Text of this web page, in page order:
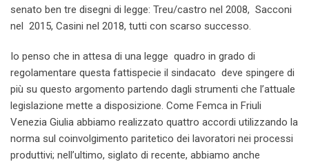
senato ben tre disegni di legge: Treu/castro nel 2008, Sacconi
nel 2015, Casini nel 2018, tutti con scarso successo.
Io penso che in attesa di una legge quadro in grado di
regolamentare questa fattispecie il sindacato deve spingere di
più su questo argomento partendo dagli strumenti che l’attuale
legislazione mette a disposizione. Come Femca in Friuli
Venezia Giulia abbiamo realizzato quattro accordi utilizzando la
norma sul coinvolgimento paritetico dei lavoratori nei processi
produttivi; nell’ultimo, siglato di recente, abbiamo anche